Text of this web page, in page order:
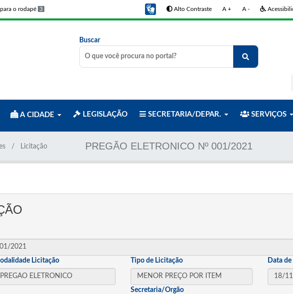
o rodapé 3 Alto Contraste A + A -
Buscar
A CIDADE LEGISLAÇÃO SECRETARIA/DEPAR. SERVIÇOS
PREGÃO ELETRONICO Nº 001/2021
Licitação
Licitação Tipo de Licitação Data
Secretaria/Orgão